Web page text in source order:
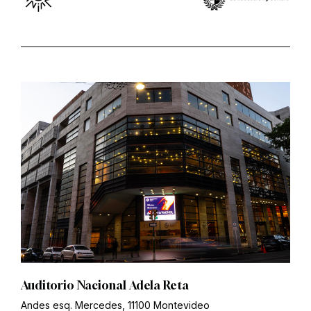
Auditorio Nacional Adela Reta
Andes esq. Mercedes, 11100 Montevideo